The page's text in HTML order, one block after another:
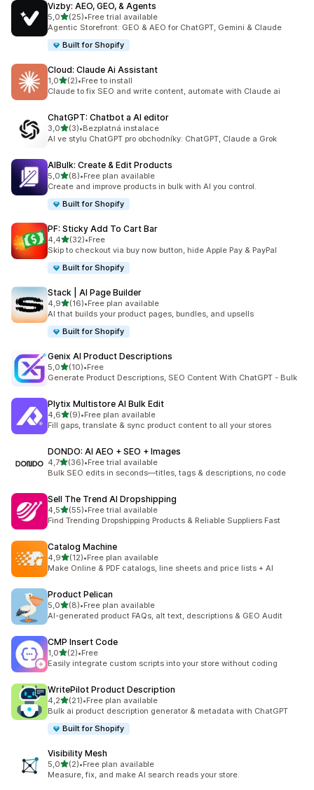
Vizby: AEO, GEO, & Agents
5,0z 5 hvězd
(25)
Celkový počet recenzí: 25
•Free trial available
Agentic Storefront: GEO & AEO for ChatGPT, Gemini & Claude
Built for Shopify
Cloud: Claude Ai Assistant
1,0z 5 hvězd
(2)
Celkový počet recenzí: 2
•Free to install
Claude to fix SEO and write content, automate with Claude ai
ChatGPT: Chatbot a AI editor
3,0z 5 hvězd
(3)
Celkový počet recenzí: 3
•Bezplatná instalace
AI ve stylu ChatGPT pro obchodníky: ChatGPT, Claude a Grok
AIBulk: Create & Edit Products
5,0z 5 hvězd
(8)
Celkový počet recenzí: 8
•Free plan available
Create and improve products in bulk with AI you control.
Built for Shopify
PF: Sticky Add To Cart Bar
4,4z 5 hvězd
(32)
Celkový počet recenzí: 32
•Free
Skip to checkout via buy now button, hide Apple Pay & PayPal
Built for Shopify
Stack | AI Page Builder
4,9z 5 hvězd
(16)
Celkový počet recenzí: 16
•Free plan available
AI that builds your product pages, bundles, and upsells
Built for Shopify
Genix AI Product Descriptions
5,0z 5 hvězd
(10)
Celkový počet recenzí: 10
•Free
Generate Product Descriptions, SEO Content With ChatGPT - Bulk
Plytix Multistore AI Bulk Edit
4,6z 5 hvězd
(9)
Celkový počet recenzí: 9
•Free plan available
Fill gaps, translate & sync product content to all your stores
DONDO: AI AEO + SEO + Images
4,7z 5 hvězd
(36)
Celkový počet recenzí: 36
•Free trial available
Bulk SEO edits in seconds—titles, tags & descriptions, no code
Sell The Trend AI Dropshipping
4,5z 5 hvězd
(55)
Celkový počet recenzí: 55
•Free trial available
Find Trending Dropshipping Products & Reliable Suppliers Fast
Catalog Machine
4,9z 5 hvězd
(12)
Celkový počet recenzí: 12
•Free plan available
Make Online & PDF catalogs, line sheets and price lists + AI
Product Pelican
5,0z 5 hvězd
(8)
Celkový počet recenzí: 8
•Free plan available
AI-generated product FAQs, alt text, descriptions & GEO Audit
CMP Insert Code
1,0z 5 hvězd
(2)
Celkový počet recenzí: 2
•Free
Easily integrate custom scripts into your store without coding
WritePilot Product Description
4,2z 5 hvězd
(21)
Celkový počet recenzí: 21
•Free plan available
Bulk ai product description generator & metadata with ChatGPT
Built for Shopify
Visibility Mesh
5,0z 5 hvězd
(2)
Celkový počet recenzí: 2
•Free plan available
Measure, fix, and make AI search reads your store.